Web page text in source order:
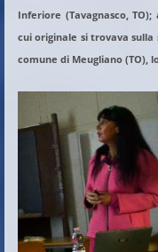
Inferiore (Tavagnasco,
cui originale si trovava
comune di Meugliano (TO),